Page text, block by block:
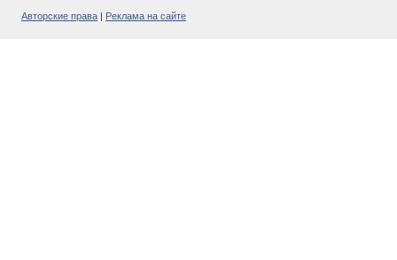
Авторские права Реклама на сайте